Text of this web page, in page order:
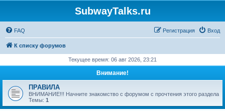
SubwayTalks.ru
FAQ Вход
Регистрация
К списку форумов
Текущее время: 06 авг 2026, 23:21
Внимание!
ПРАВИЛА
ВНИМАНИЕ!!! Начните знакомство с форумом с прочтения этого раздела
Темы: 1